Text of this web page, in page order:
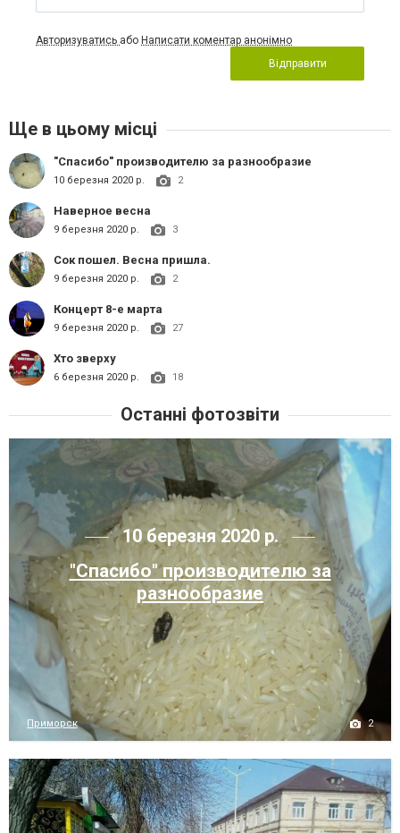
Авторизуватись або Написати коментар анонімно
Відправити
Ще в цьому місці
"Спасибо" производителю за разнообразие
10 березня 2020 р. 2
Наверное весна
9 березня 2020 р. 3
Сок пошел. Весна пришла.
9 березня 2020 р. 2
Концерт 8-е марта
9 березня 2020 р. 27
Хто зверху
6 березня 2020 р. 18
Останні фотозвіти
10 березня 2020 р.
"Спасибо" производителю за
разнообразие
Приморск 2